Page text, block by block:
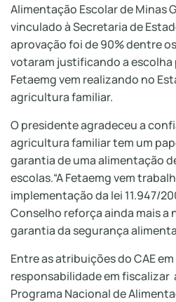
Alimentação Escolar de Minas
vinculado à Secretaria de
aprovação foi de 90% dentre
votaram justificando a escolha
Fetaemg vem realizando no
agricultura familiar.
O presidente agradeceu a
agricultura familiar tem um
garantia de uma alimentação
escolas.“A Fetaemg vem
implementação da lei 11.947/
Conselho reforça ainda mais a
garantia da segurança
Entre as atribuições do CAE
responsabilidade em fiscalizar
Programa Nacional de